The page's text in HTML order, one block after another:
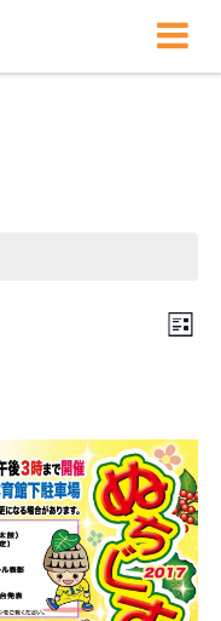
ビ
ュ
ビ
ゲ
ー
シ
ョ
ン
イ
ベ
ー
ナ
ビ
ゲ
ー
シ
ョ
ン
リ
示